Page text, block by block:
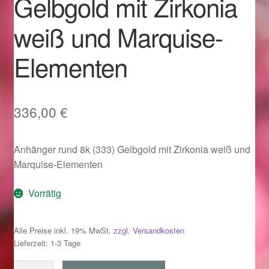
Im Gedenken an
Impressum
Karneval 2015 – Schmuck zu Fasching & Co.
Karneval 2019 – Schmuck zu Fasching & Co.
Kasse
Liefer- und Versandkosten
Magisches und Festliches zu Halloween
weiß und Marquise-
Elementen
336,00 €
Anhänger rund 8k (333) Gelbgold mit Zirkonia weiß und
Marquise-Elementen
Vorrätig
Alle Preise inkl. 19% MwSt. zzgl. Versandkosten
Lieferzeit: 1-3 Tage